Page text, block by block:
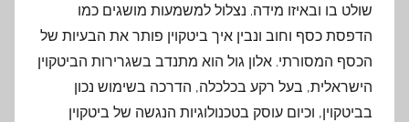
שולט בו ובאיזו מידה. נצלול למשמעות מושגים כמו
הדפסת כסף וחוב ונבין איך ביטקוין פותר את הבעיות של
הכסף המסורתי. אלון גול הוא מתנדב בשגרירות הביטקוין
הישראלית, בעל רקע בכלכלה, הדרכה בשימוש נכון
בביטקוין, וכיום עוסק בטכנולוגיות הנגשה של ביטקוין